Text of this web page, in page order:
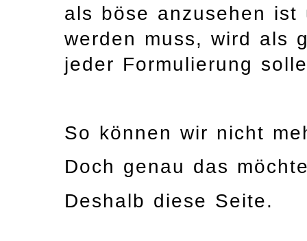
als böse anzusehen
werden muss, wird als
jeder Formulierung
So können wir nicht
Doch genau das
Deshalb diese Seite.